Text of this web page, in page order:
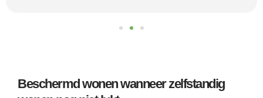
Beschermd wonen wanneer zelfstandig